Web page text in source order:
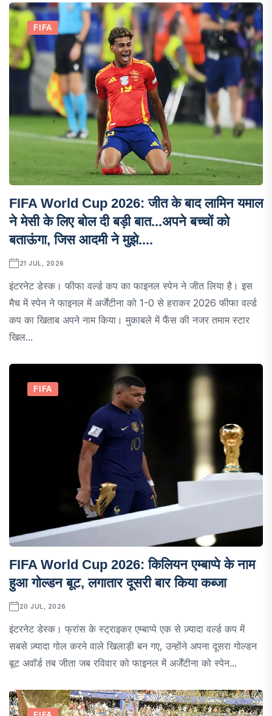
FIFA
FIFA World Cup 2026: जीत के बाद लामिन यमाल
ने मेसी के लिए बोल दी बड़ी बात...अपने बच्चों को
बताऊंगा, जिस आदमी ने मुझे....
21 JUL, 2026
इंटरनेट डेस्क। फीफा वर्ल्ड कप का फाइनल स्पेन ने जीत लिया है। इस
मैच में स्पेन ने फाइनल में अर्जेंटीना को 1-0 से हराकर 2026 फीफा वर्ल्ड
कप का खिताब अपने नाम किया। मुकाबले में फैंस की नजर तमाम स्टार
खिल...
FIFA
FIFA World Cup 2026: किलियन एम्बाप्पे के नाम
हुआ गोल्डन बूट, लगातार दूसरी बार किया कब्जा
20 JUL, 2026
इंटरनेट डेस्क। फ्रांस के स्ट्राइकर एम्बाप्पे एक से ज़्यादा वर्ल्ड कप में
सबसे ज़्यादा गोल करने वाले खिलाड़ी बन गए, उन्होंने अपना दूसरा गोल्डन
बूट अवॉर्ड तब जीता जब रविवार को फाइनल में अर्जेंटीना को स्पेन...